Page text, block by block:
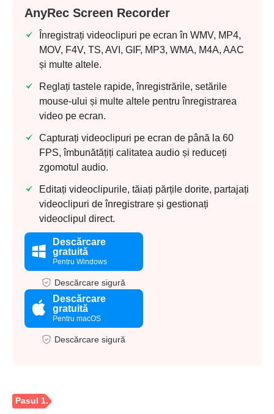
AnyRec Screen Recorder
Înregistrați videoclipuri pe ecran în WMV, MP4,
MOV, F4V, TS, AVI, GIF, MP3, WMA, M4A, AAC
și multe altele.
Reglați tastele rapide, înregistrările, setările
mouse-ului și multe altele pentru înregistrarea
video pe ecran.
Capturați videoclipuri pe ecran de până la 60
FPS, îmbunătățiți calitatea audio și reduceți
zgomotul audio.
Editați videoclipurile, tăiați părțile dorite, partajați
videoclipuri de înregistrare și gestionați
videoclipul direct.
Descărcare
gratuită
Pentru Windows
Descărcare sigură
Descărcare
gratuită
Pentru macOS
Descărcare sigură